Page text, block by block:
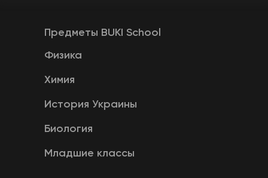
Предметы BUKI School
Физика
Химия
История Украины
Биология
Младшие классы